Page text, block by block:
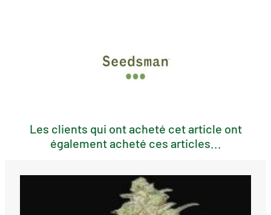
Les clients qui ont acheté cet article ont
également acheté ces articles...